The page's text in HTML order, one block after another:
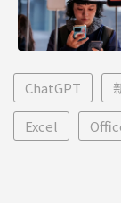
ChatGPT
Excel